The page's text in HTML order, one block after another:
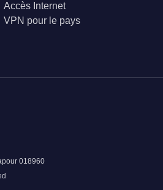
Accès Internet
VPN pour le pays
018960